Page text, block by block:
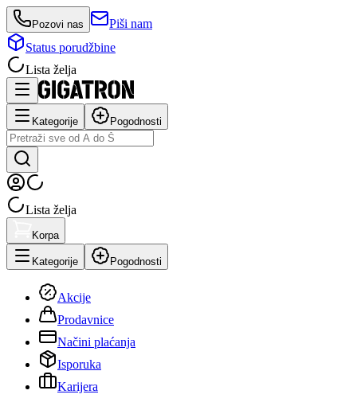
Pozovi nas
Piši nam
Status porudžbine
Lista želja
Kategorije Pogodnosti
Lista želja
Korpa
Kategorije Pogodnosti
Akcije
Prodavnice
Načini plaćanja
Isporuka
Karijera